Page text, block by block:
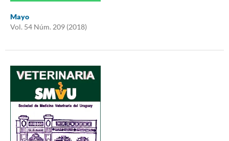
Mayo
Vol. 54 Núm. 209 (2018)